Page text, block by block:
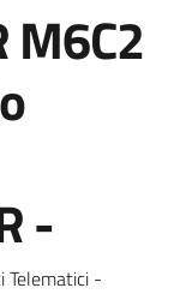
M6C2
-
Telematici -